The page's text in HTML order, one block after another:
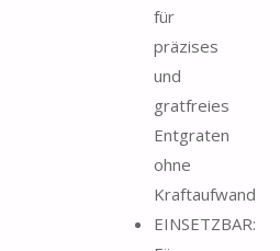
für
präzises
und
gratfreies
Entgraten
ohne
Kraftaufwand
EINSETZBAR: